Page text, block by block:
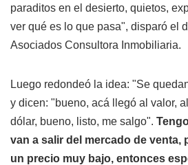
paraditos en el desierto, quietos,
ver qué es lo que pasa", disparó el
Asociados Consultora Inmobiliaria.
Luego redondeó la idea: "Se
y dicen: "bueno, acá llegó al valor,
dólar, bueno, listo, me salgo".
van a salir del mercado de venta,
un precio muy bajo, entonces